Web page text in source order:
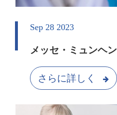
Sep 28 2023
メッセ・ミュンヘン
さらに詳しく